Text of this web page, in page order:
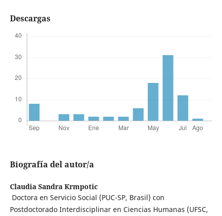
Descargas
Biografía del autor/a
Claudia Sandra Krmpotic
Doctora en Servicio Social (PUC-SP, Brasil) con
Postdoctorado Interdisciplinar en Ciencias Humanas (UFSC,